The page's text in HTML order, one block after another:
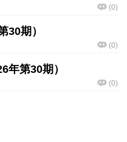
(0)
30期）
(0)
年第30期）
(0)